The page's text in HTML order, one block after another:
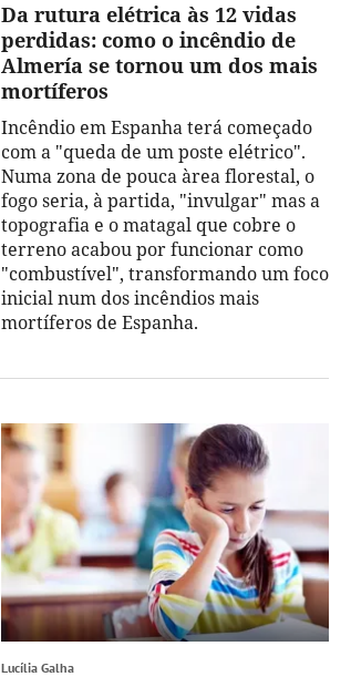
Da rutura elétrica às 12 vidas
perdidas: como o incêndio de
Almería se tornou um dos mais
mortíferos
Incêndio em Espanha terá começado
com a "queda de um poste elétrico".
Numa zona de pouca àrea florestal, o
fogo seria, à partida, "invulgar" mas a
topografia e o matagal que cobre o
terreno acabou por funcionar como
"combustível", transformando um foco
inicial num dos incêndios mais
mortíferos de Espanha.
Lucília Galha